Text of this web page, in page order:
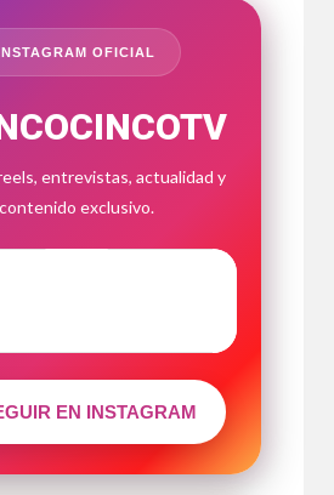
INSTAGRAM OFICIAL
entrevistas, actualidad y
contenido exclusivo.
EN INSTAGRAM